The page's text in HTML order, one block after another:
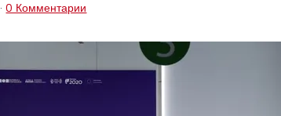
·0 Комментарии